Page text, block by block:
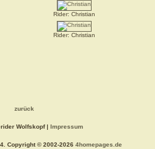
Rider: Christian
Rider: Christian
zurück
Wolfskopf | Impressum
Copyright © 2002-2026 4homepages.de